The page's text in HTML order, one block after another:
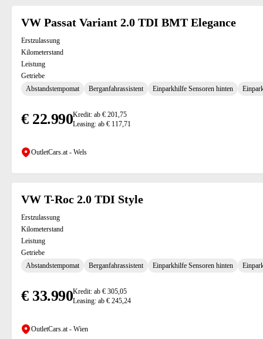
VW Passat Variant 2.0 TDI BMT Elegance
Erstzulassung
Kilometerstand
Leistung
Getriebe
Abstandstempomat
Berganfahrassistent Einparkhilfe Sensoren hinten
€ 22.990Kredit: ab € 201,75
Leasing: ab € 117,71
OutletCars.at - Wels
VW T-Roc 2.0 TDI Style
Erstzulassung
Kilometerstand
Leistung
Getriebe
Abstandstempomat
Berganfahrassistent Einparkhilfe Sensoren hinten
€ 33.990Kredit: ab € 305,05
Leasing: ab € 245,24
OutletCars.at - Wien